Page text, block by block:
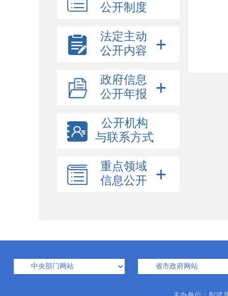
公开制度
法定主动
公开内容
政府信息
公开年报
公开机构
与联系方式
重点领域
信息公开